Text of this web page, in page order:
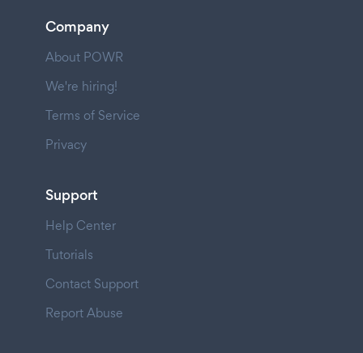
Company
About POWR
We're hiring!
Terms of Service
Privacy
Support
Help Center
Tutorials
Contact Support
Report Abuse